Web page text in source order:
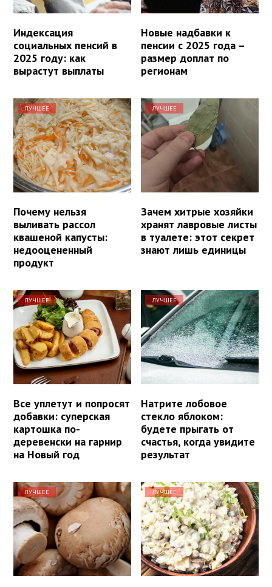
Индексация
социальных пенсий в
2025 году: как
вырастут выплаты
Новые надбавки к
пенсии с 2025 года –
размер доплат по
регионам
ЛУЧШЕЕ
Почему нельзя
выливать рассол
квашеной капусты:
недооцененный
продукт
ЛУЧШЕЕ
Зачем хитрые хозяйки
хранят лавровые листы
в туалете: этот секрет
знают лишь единицы
ЛУЧШЕЕ
Все уплетут и попросят
добавки: суперская
картошка по-
деревенски на гарнир
на Новый год
ЛУЧШЕЕ
Натрите лобовое
стекло яблоком:
будете прыгать от
счастья, когда увидите
результат
ЛУЧШЕЕ ЛУЧШЕЕ